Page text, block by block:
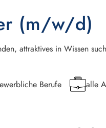
(m/w/d)
Berufe alle
attraktives in Wissen